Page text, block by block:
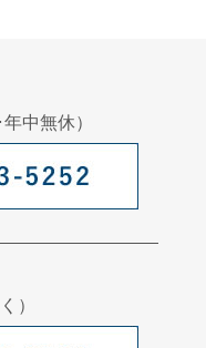
中無休）
）